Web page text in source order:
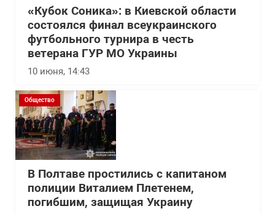
«Кубок Соника»: в Киевской области
состоялся финал всеукраинского
футбольного турнира в честь
ветерана ГУР МО Украины
10 июня, 14:43
Общество
В Полтаве простились с капитаном
полиции Виталием Плетенем,
погибшим, защищая Украину